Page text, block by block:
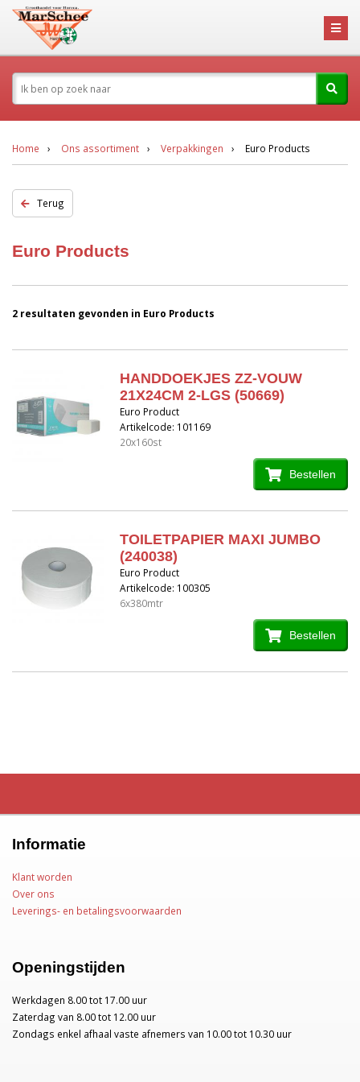
Home Ons assortiment Verpakkingen Euro Products
Terug
Euro Products
2 resultaten gevonden in Euro Products
HANDDOEKJES ZZ-VOUW
21X24CM 2-LGS (50669)
Euro Product
Artikelcode: 101169
20x160st
Bestellen
TOILETPAPIER MAXI JUMBO
(240038)
Euro Product
Artikelcode: 100305
6x380mtr
Bestellen
Informatie
Klant worden
Over ons
Leverings- en betalingsvoorwaarden
Openingstijden
Werkdagen 8.00 tot 17.00 uur
Zaterdag van 8.00 tot 12.00 uur
Zondags enkel afhaal vaste afnemers van 10.00 tot 10.30 uur